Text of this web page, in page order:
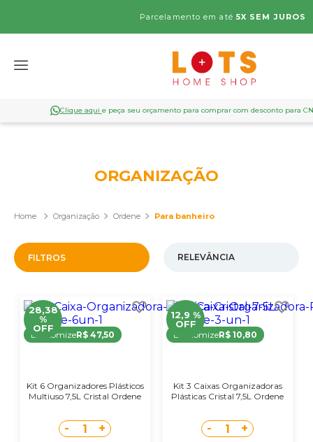
Parcelamento em até 5X SEM JUROS
Clique aqui e peça seu orçamento para comprar com desconto para
ORGANIZAÇÃO
Organização Ordene Para banheiro
FILTROS
28,38
%
OFF
EconomizeR$ 47,50
Kit 6 Organizadores Plásticos
Multiuso 7,5L Cristal Ordene
- 1 +
12,9 %
OFF
EconomizeR$ 10,80
Kit 3 Caixas Organizadoras
Plásticas Cristal 7,5L Ordene
- 1 +